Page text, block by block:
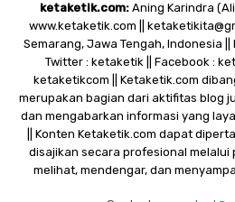
ketaketik.com: Aning Karindra
www.ketaketik.com ||
Semarang, Jawa Tengah, Indonesia ||
Twitter : ketaketik || Facebook :
ketaketikcom || Ketaketik.com
merupakan bagian dari aktifitas blog
dan mengabarkan informasi yang
|| Konten Ketaketik.com dapat
disajikan secara profesional melalui
melihat, mendengar, dan